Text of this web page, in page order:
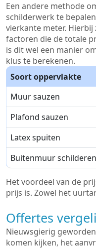
Een andere methode
schilderwerk te
vierkante meter.
factoren die de totale
is dit wel een manier
klus te berekenen.
Soort oppervlakte
Muur sauzen
Plafond sauzen
Latex spuiten
Buitenmuur schilderen
Het voordeel van de
prijs is. Zowel het
Offertes
Nieuwsgierig
komen kijken, het